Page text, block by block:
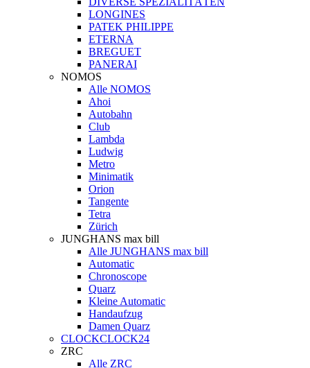
LONGINES
PATEK PHILIPPE
ETERNA
BREGUET
PANERAI
NOMOS
Alle NOMOS
Ahoi
Autobahn
Club
Lambda
Ludwig
Metro
Minimatik
Orion
Tangente
Tetra
Zürich
JUNGHANS max bill
Alle JUNGHANS max bill
Automatic
Chronoscope
Quarz
Kleine Automatic
Handaufzug
Damen Quarz
CLOCKCLOCK24
ZRC
Alle ZRC